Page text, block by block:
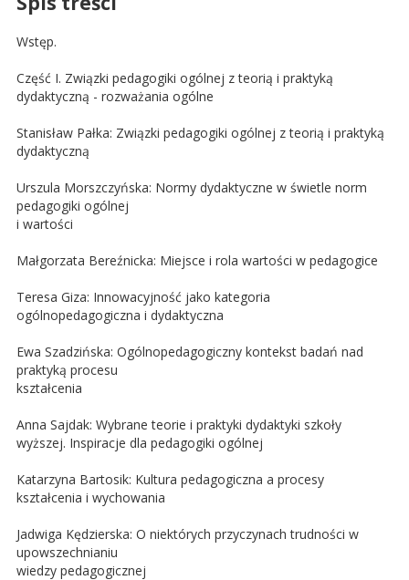
Wstęp.
Część I. Związki pedagogiki ogólnej z teorią i praktyką
dydaktyczną - rozważania ogólne
Stanisław Pałka: Związki pedagogiki ogólnej z teorią i praktyką
dydaktyczną
Urszula Morszczyńska: Normy dydaktyczne w świetle norm
pedagogiki ogólnej
i wartości
Małgorzata Bereźnicka: Miejsce i rola wartości w pedagogice
Teresa Giza: Innowacyjność jako kategoria
ogólnopedagogiczna i dydaktyczna
Ewa Szadzińska: Ogólnopedagogiczny kontekst badań nad
praktyką procesu
kształcenia
Anna Sajdak: Wybrane teorie i praktyki dydaktyki szkoły
wyższej. Inspiracje dla pedagogiki ogólnej
Katarzyna Bartosik: Kultura pedagogiczna a procesy
kształcenia i wychowania
Jadwiga Kędzierska: O niektórych przyczynach trudności w
upowszechnianiu
wiedzy pedagogicznej